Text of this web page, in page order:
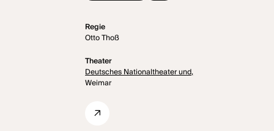
Regie
Otto Thoß
Theater
Deutsches Nationaltheater und,
Weimar